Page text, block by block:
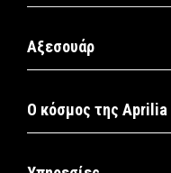
Αξεσουάρ
Ο κόσμος της Aprilia